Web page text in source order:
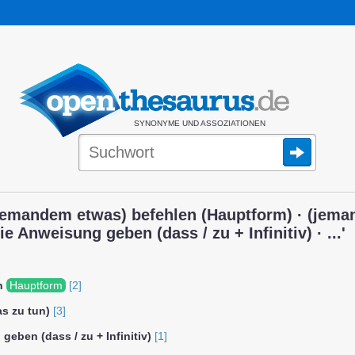
SYNONYME UND ASSOZIATIONEN
etwas) befehlen (Hauptform) ·
Anweisung geben (dass / zu + Infinitiv) · ...'
Hauptform
[2]
zu tun) [3]
(dass / zu + Infinitiv) [1]